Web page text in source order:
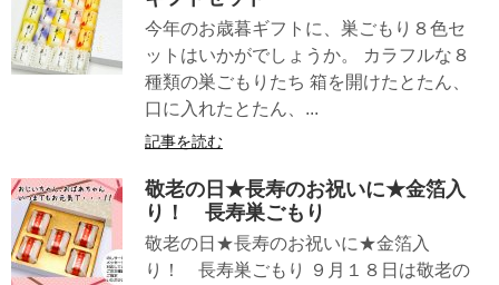
今年のお歳暮ギフトに、巣ごもり８色セ
ットはいかがでしょうか。 カラフルな８
種類の巣ごもりたち 箱を開けたとたん、
口に入れたとたん、...
記事を読む
敬老の日★長寿のお祝いに★金箔入
り！ 長寿巣ごもり
敬老の日★長寿のお祝いに★金箔入
り！ 長寿巣ごもり ９月１８日は敬老の